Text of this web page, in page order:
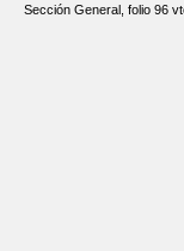
Sección General, folio 96